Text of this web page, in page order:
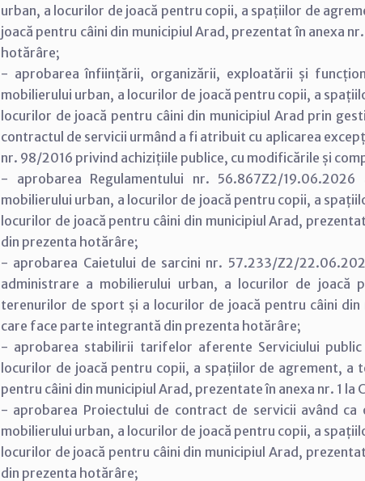
urban, a locurilor de joacă pentru copii, a spațiilor de
joacă pentru câini din municipiul Arad, prezentat în anexa
hotărâre;
- aprobarea înființării, organizării, exploatării și
mobilierului urban, a locurilor de joacă pentru copii, a
locurilor de joacă pentru câini din municipiul Arad prin
contractul de servicii urmând a fi atribuit cu aplicarea
nr. 98/2016 privind achizițiile publice, cu modificările și
- aprobarea Regulamentului nr. 56.867Z2/
mobilierului urban, a locurilor de joacă pentru copii, a
locurilor de joacă pentru câini din municipiul Arad,
din prezenta hotărâre;
- aprobarea Caietului de sarcini nr. 57.233/Z2/
administrare a mobilierului urban, a locurilor de joacă
terenurilor de sport și a locurilor de joacă pentru câini
care face parte integrantă din prezenta hotărâre;
- aprobarea stabilirii tarifelor aferente Serviciului
locurilor de joacă pentru copii, a spațiilor de agrement, a
pentru câini din municipiul Arad, prezentate în anexa nr. 1 la
- aprobarea Proiectului de contract de servicii având ca
mobilierului urban, a locurilor de joacă pentru copii, a
locurilor de joacă pentru câini din municipiul Arad,
din prezenta hotărâre;